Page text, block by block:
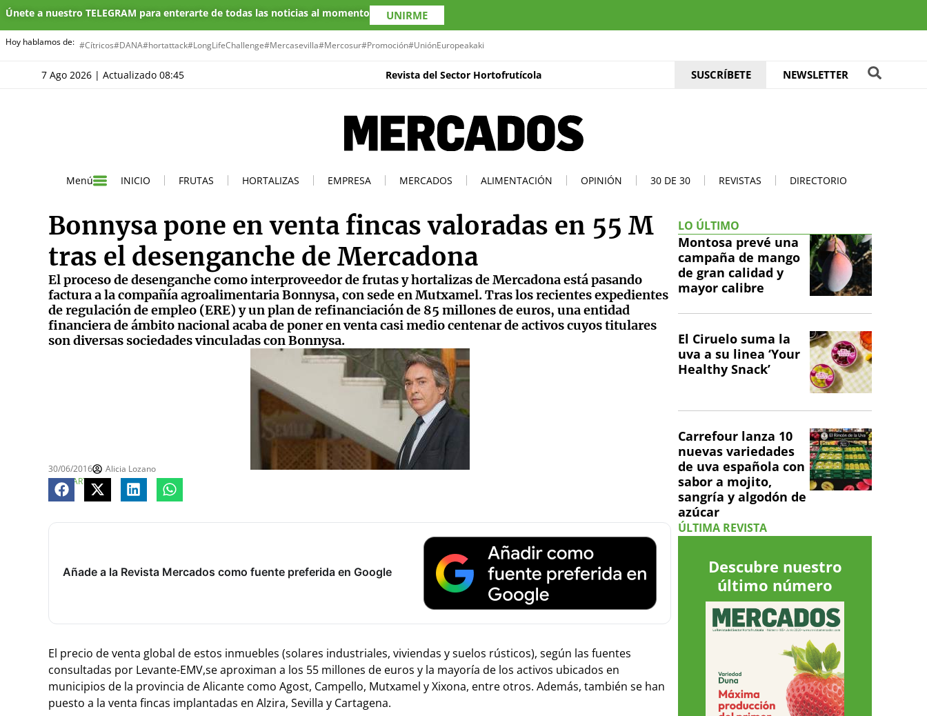
Únete a nuestro TELEGRAM para enterarte de todas las noticias al momento UNIRME
Hoy hablamos de: #Cítricos#DANA#hortattack#LongLifeChallenge#Mercasevilla#Mercosur#Promoción#UniónEuropeakaki
7 Ago 2026 | Actualizado 08:45 Revista del Sector Hortofrutícola SUSCRÍBETE NEWSLETTER
Menú INICIO FRUTAS HORTALIZAS EMPRESA MERCADOS ALIMENTACIÓN OPINIÓN 30 DE 30 REVISTAS DIRECTORIO
Bonnysa pone en venta fincas valoradas en 55 M
tras el desenganche de Mercadona
El proceso de desenganche como interproveedor de frutas y hortalizas de Mercadona está pasando
factura a la compañía agroalimentaria Bonnysa, con sede en Mutxamel. Tras los recientes expedientes
de regulación de empleo (ERE) y un plan de refinanciación de 85 millones de euros, una entidad
financiera de ámbito nacional acaba de poner en venta casi medio centenar de activos cuyos titulares
son diversas sociedades vinculadas con Bonnysa.
30/06/2016
Alicia Lozano
COMPARTE
Añade a la Revista Mercados como fuente preferida en Google
El precio de venta global de estos inmuebles (solares industriales, viviendas y suelos rústicos), según las fuentes
consultadas por Levante-EMV,se aproximan a los 55 millones de euros y la mayoría de los activos ubicados en
municipios de la provincia de Alicante como Agost, Campello, Mutxamel y Xixona, entre otros. Además, también se han
puesto a la venta fincas implantadas en Alzira, Sevilla y Cartagena.
LO ÚLTIMO
Montosa prevé una
campaña de mango
de gran calidad y
mayor calibre
El Ciruelo suma la
uva a su linea ‘Your
Healthy Snack’
Carrefour lanza 10
nuevas variedades
de uva española con
sabor a mojito,
sangría y algodón de
azúcar
ÚLTIMA REVISTA
Descubre nuestro
último número